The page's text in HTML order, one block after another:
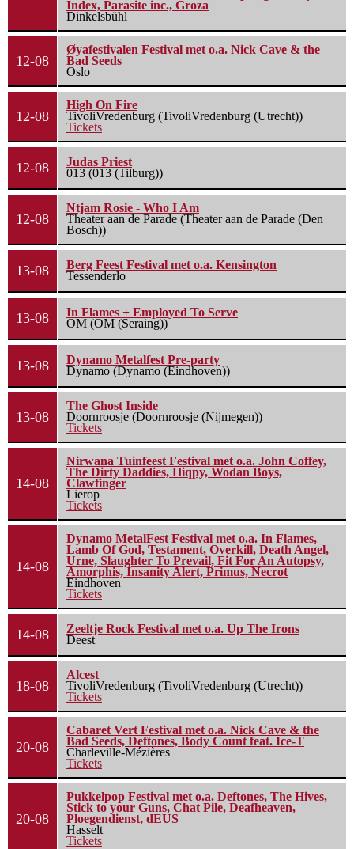
Index, Parasite inc., Groza
Dinkelsbühl
12-08
Øyafestivalen Festival met o.a. Nick Cave & the
Bad Seeds
Oslo
12-08
High On Fire
TivoliVredenburg (TivoliVredenburg (Utrecht))
Tickets
12-08
Judas Priest
013 (013 (Tilburg))
12-08
Ntjam Rosie - Who I Am
Theater aan de Parade (Theater aan de Parade (Den
Bosch))
13-08
Berg Feest Festival met o.a. Kensington
Tessenderlo
13-08
In Flames + Employed To Serve
OM (OM (Seraing))
13-08
Dynamo Metalfest Pre-party
Dynamo (Dynamo (Eindhoven))
13-08
The Ghost Inside
Doornroosje (Doornroosje (Nijmegen))
Tickets
14-08
Nirwana Tuinfeest Festival met o.a. John Coffey,
The Dirty Daddies, Hiqpy, Wodan Boys,
Clawfinger
Lierop
Tickets
14-08
Dynamo MetalFest Festival met o.a. In Flames,
Lamb Of God, Testament, Overkill, Death Angel,
Urne, Slaughter To Prevail, Fit For An Autopsy,
Amorphis, Insanity Alert, Primus, Necrot
Eindhoven
Tickets
14-08
Zeeltje Rock Festival met o.a. Up The Irons
Deest
18-08
Alcest
TivoliVredenburg (TivoliVredenburg (Utrecht))
Tickets
20-08
Cabaret Vert Festival met o.a. Nick Cave & the
Bad Seeds, Deftones, Body Count feat. Ice-T
Charleville-Mézières
Tickets
20-08
Pukkelpop Festival met o.a. Deftones, The Hives,
Stick to your Guns, Chat Pile, Deafheaven,
Ploegendienst, dEUS
Hasselt
Tickets